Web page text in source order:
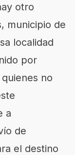
otro
municipio de
localidad
por
no
a
de
el destino